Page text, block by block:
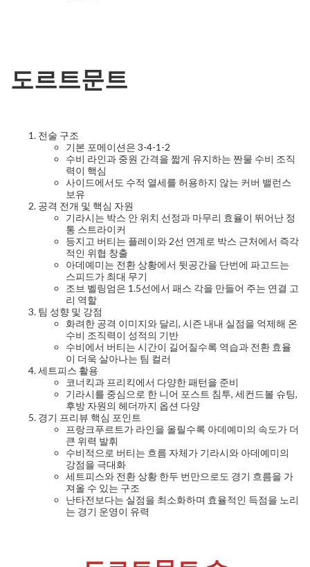
도르트문트
전술 구조
기본 포메이션은 3-4-1-2
수비 라인과 중원 간격을 짧게 유지하는 짠물 수비 조직
력이 핵심
사이드에서도 수적 열세를 허용하지 않는 커버 밸런스
보유
공격 전개 및 핵심 자원
기라시는 박스 안 위치 선정과 마무리 효율이 뛰어난 정
통 스트라이커
등지고 버티는 플레이와 2선 연계로 박스 근처에서 즉각
적인 위협 창출
아데예미는 전환 상황에서 뒷공간을 단번에 파고드는
스피드가 최대 무기
조브 벨링엄은 1.5선에서 패스 각을 만들어 주는 연결 고
리 역할
팀 성향 및 강점
화려한 공격 이미지와 달리, 시즌 내내 실점을 억제해 온
수비 조직력이 성적의 기반
수비에서 버티는 시간이 길어질수록 역습과 전환 효율
이 더욱 살아나는 팀 컬러
세트피스 활용
코너킥과 프리킥에서 다양한 패턴을 준비
기라시를 중심으로 한 니어 포스트 침투, 세컨드볼 슈팅,
후방 자원의 헤더까지 옵션 다양
경기 프리뷰 핵심 포인트
프랑크푸르트가 라인을 올릴수록 아데예미의 속도가 더
큰 위력 발휘
수비적으로 버티는 흐름 자체가 기라시와 아데예미의
강점을 극대화
세트피스와 전환 상황 한두 번만으로도 경기 흐름을 가
져올 수 있는 구조
난타전보다는 실점을 최소화하며 효율적인 득점을 노리
는 경기 운영이 유력